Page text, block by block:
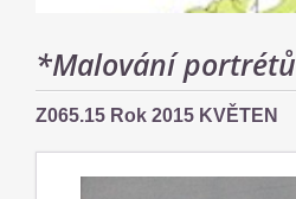
*Malování portrétů
Z065.15 Rok 2015 KVĚTEN